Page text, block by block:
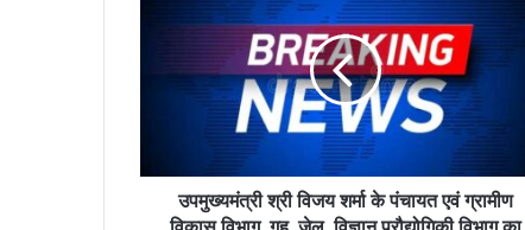
उपमुख्यमंत्री श्री विजय शर्मा के पंचायत एवं ग्रामीण